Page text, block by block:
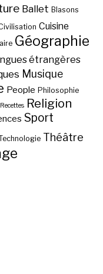
Ballet Blasons
Cuisine
Géographie
étrangères
Musique
People Philosophie
Recettes Religion
Sport
Théâtre